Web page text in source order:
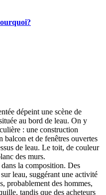
dépeint une scène de
au bord de leau. On y
: une construction
balcon et de fenêtres ouvertes
de leau. Le toit, de couleur
des murs.
la composition. Des
leau, suggérant une activité
probablement des hommes,
tandis que des acheteurs